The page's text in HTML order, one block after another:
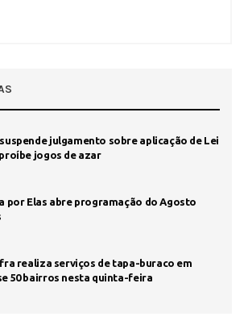
suspende julgamento sobre aplicação de Lei
jogos de azar
por Elas abre programação do Agosto
realiza serviços de tapa-buraco em
50 bairros nesta quinta-feira